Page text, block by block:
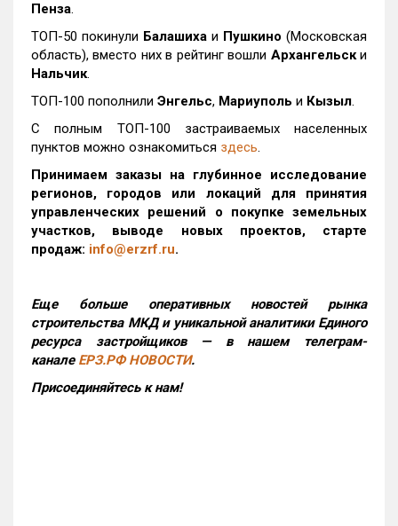
Пенза.
ТОП-50 покинули Балашиха и Пушкино (Московская
область), вместо них в рейтинг вошли Архангельски
Нальчик.
ТОП-100 пополнили Энгельс, Мариуполь и Кызыл.
С полным ТОП-100 застраиваемых населенных
пунктов можно ознакомиться здесь.
Принимаем заказы на глубинное исследование
регионов, городов или локаций для принятия
управленческих решений о покупке земельных
участков, выводе новых проектов, старте
продаж: info@erzrf.ru.
Еще больше оперативных новостей рынка
строительства МКД и уникальной аналитики Единого
ресурса застройщиков — в нашем телеграм-
канале ЕРЗ.РФ НОВОСТИ.
Присоединяйтесь к нам!